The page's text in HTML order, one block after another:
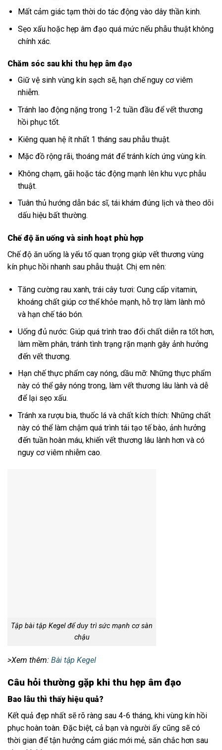
Mất cảm giác tạm thời do tác động vào dây thần kinh.
Sẹo xấu hoặc hẹp âm đạo quá mức nếu phẫu thuật không
chính xác.
Chăm sóc sau khi thu hẹp âm đạo
Giữ vệ sinh vùng kín sạch sẽ, hạn chế nguy cơ viêm
nhiễm.
Tránh lao động nặng trong 1-2 tuần đầu để vết thương
hồi phục tốt.
Kiêng quan hệ ít nhất 1 tháng sau phẫu thuật.
Mặc đồ rộng rãi, thoáng mát để tránh kích ứng vùng kín.
Không chạm, gãi hoặc tác động mạnh lên khu vực phẫu
thuật.
Tuân thủ hướng dẫn bác sĩ, tái khám đúng lịch và theo dõi
dấu hiệu bất thường.
Chế độ ăn uống và sinh hoạt phù hợp
Chế độ ăn uống là yếu tố quan trọng giúp vết thương vùng
kín phục hồi nhanh sau phẫu thuật. Chị em nên:
Tăng cường rau xanh, trái cây tươi: Cung cấp vitamin,
khoáng chất giúp cơ thể khỏe mạnh, hỗ trợ làm lành mô
và hạn chế táo bón.
Uống đủ nước: Giúp quá trình trao đổi chất diễn ra tốt hơn,
làm mềm phân, tránh tình trạng rặn mạnh gây ảnh hưởng
đến vết thương.
Hạn chế thực phẩm cay nóng, dầu mỡ: Những thực phẩm
này có thể gây nóng trong, làm vết thương lâu lành và dễ
để lại sẹo xấu.
Tránh xa rượu bia, thuốc lá và chất kích thích: Những chất
này có thể làm chậm quá trình tái tạo tế bào, ảnh hưởng
đến tuần hoàn máu, khiến vết thương lâu lành hơn và có
nguy cơ viêm nhiễm cao.
Tập bài tập Kegel để duy trì sức mạnh cơ sàn
chậu
>Xem thêm: Bài tập Kegel
Câu hỏi thường gặp khi thu hẹp âm đạo
Bao lâu thì thấy hiệu quả?
Kết quả đẹp nhất sẽ rõ ràng sau 4-6 tháng, khi vùng kín hồi
phục hoàn toàn. Đặc biệt, cả bạn và người ấy cũng sẽ có
thời gian để tận hưởng cảm giác mới mẻ, săn chắc hơn sau